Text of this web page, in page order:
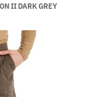
II DARK GREY